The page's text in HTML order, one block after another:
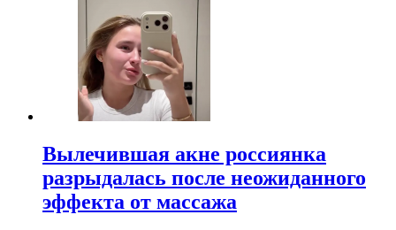
Вылечившая акне россиянка
разрыдалась после неожиданного
эффекта от массажа